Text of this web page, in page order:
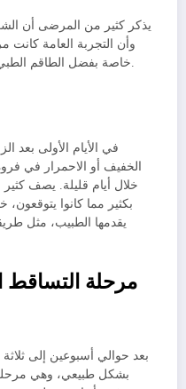
يذكر كثير من المرضى أن
وأن التجربة العامة كانت
خاصة بفضل الطاقم الطبي المتفهم والداعم طوال فترة الإجراء.
في الأيام الأولى بعد
الخفيف أو الاحمرار في
خلال أيام قليلة. يصف
بكثير مما كانوا يتوقعون،
يقدمها الطبيب، مثل
مرحلة التساقط
بعد حوالي أسبوعين إلى ثلاثة
بشكل طبيعي، وهي